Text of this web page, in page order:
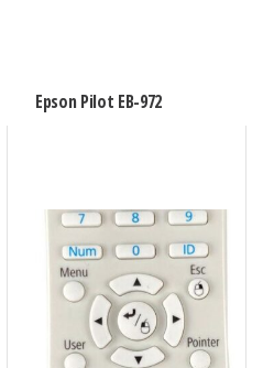
Epson Pilot EB-972